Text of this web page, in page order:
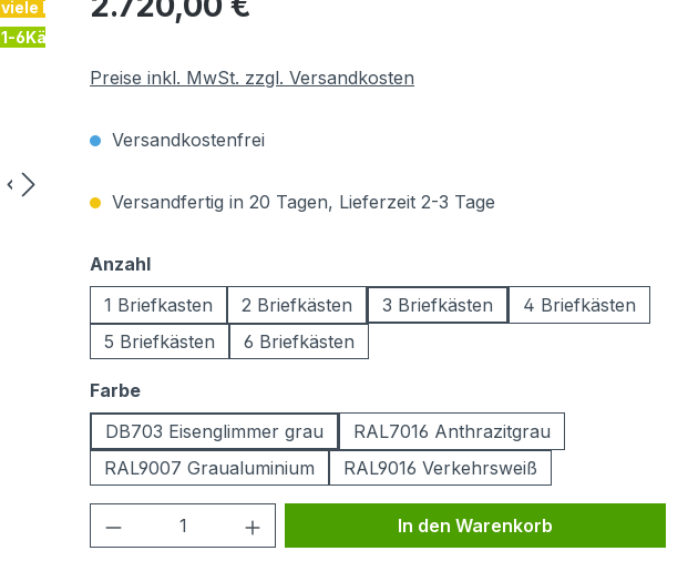
viele Farben
1-6Kästen
Preise inkl. MwSt. zzgl. Versandkosten
Versandkostenfrei
Versandfertig in 20 Tagen, Lieferzeit 2-3 Tage
Anzahlauswählen
1 Briefkasten
2 Briefkästen 3 Briefkästen
4 Briefkästen
5 Briefkästen
6 Briefkästen
Farbeauswählen
DB703 Eisenglimmer grau
RAL7016 Anthrazitgrau
RAL9007 Graualuminium
RAL9016 Verkehrsweiß
Produkt Anzahl: Gib den gewünschten Wert
In den Warenkorb